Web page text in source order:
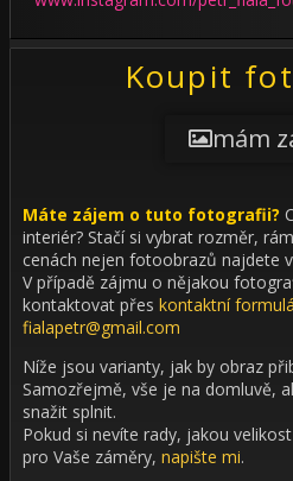
Koupit
mám
Máte zájem o tuto fotografii?
interiér? Stačí si vybrat rozměr,
cenách nejen fotoobrazů najdete v
V případě zájmu o nějakou
kontaktovat přes kontaktní
fialapetr@gmail.com
Níže jsou varianty, jak by obraz
Samozřejmě, vše je na domluvě,
snažit splnit.
Pokud si nevíte rady, jakou
pro Vaše záměry, napište mi.